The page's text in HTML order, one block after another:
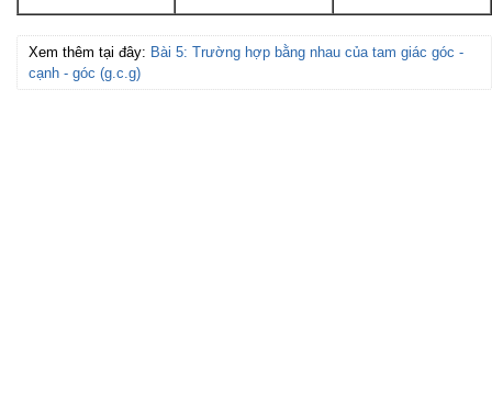
Xem thêm tại đây: Bài 5: Trường hợp bằng nhau của tam giác góc -
cạnh - góc (g.c.g)